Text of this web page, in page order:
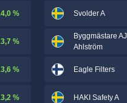
%
%
%
%
Svolder A
Byggmästare AJ
Ahlström
Eagle Filters
HAKI Safety A